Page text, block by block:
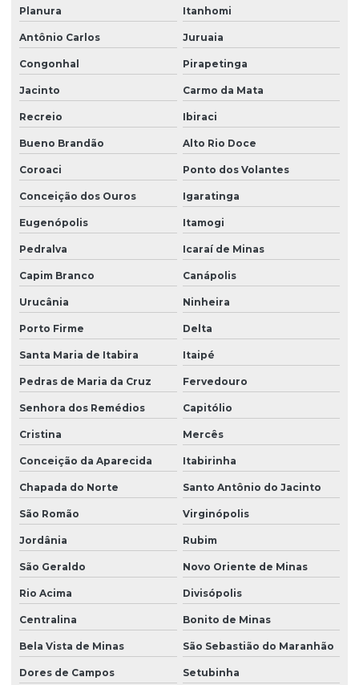
Planura Itanhomi
Antônio Carlos Juruaia
Congonhal Pirapetinga
Jacinto Carmo da Mata
Recreio Ibiraci
Bueno Brandão Alto Rio Doce
Coroaci Ponto dos Volantes
Conceição dos Ouros Igaratinga
Eugenópolis Itamogi
Pedralva Icaraí de Minas
Capim Branco Canápolis
Urucânia Ninheira
Porto Firme Delta
Santa Maria de Itabira Itaipé
Pedras de Maria da Cruz Fervedouro
Senhora dos Remédios Capitólio
Cristina Mercês
Conceição da Aparecida Itabirinha
Chapada do Norte Santo Antônio do Jacinto
São Romão Virginópolis
Jordânia Rubim
São Geraldo Novo Oriente de Minas
Rio Acima Divisópolis
Centralina Bonito de Minas
Bela Vista de Minas São Sebastião do Maranhão
Dores de Campos Setubinha